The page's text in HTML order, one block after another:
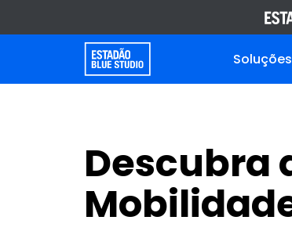
Soluções
Descubra